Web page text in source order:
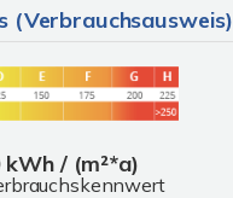
(Verbrauchsausweis)
kWh / (m²*a)